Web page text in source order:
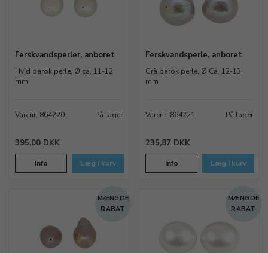
Ferskvandsperler, anboret
Hvid barok perle, Ø ca. 11-12
mm
Varenr. 864220 På lager
395,00 DKK
Info Læg i kurv
Ferskvandsperle, anboret
Grå barok perle, Ø Ca. 12-13
mm
Varenr. 864221 På lager
235,87 DKK
Info Læg i kurv
MÆNGDE
RABAT
MÆNGDE
RABAT